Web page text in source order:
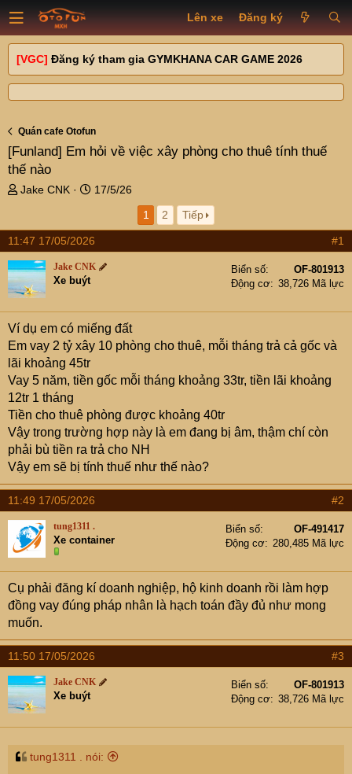
Lên xe Đăng ký
[VGC] Đăng ký tham gia GYMKHANA CAR GAME 2026
Quán cafe Otofun
[Funland] Em hỏi về việc xây phòng cho thuê tính thuế
thế nào
T
e
a
d
s
t
r
e
r
Jake CNK
N
y
ử
17/5/26
1
2 Tiếp
11:47 17/05/2026 #1
Jake CNK
Xe buýt
Biển số
OF-801913
Động cơ
38,726 Mã lực
Ví dụ em có miếng đất
Em vay 2 tỷ xây 10 phòng cho thuê, mỗi tháng trả cả gốc và
lãi khoảng 45tr
Vay 5 năm, tiền gốc mỗi tháng khoảng 33tr, tiền lãi khoảng
12tr 1 tháng
Tiền cho thuê phòng được khoảng 40tr
Vậy trong trường hợp này là em đang bị âm, thậm chí còn
phải bù tiền ra trả cho NH
Vậy em sẽ bị tính thuế như thế nào?
11:49 17/05/2026 #2
tung1311 .
Xe container
Biển số
OF-491417
Động cơ
280,485 Mã lực
Cụ phải đăng kí doanh nghiệp, hộ kinh doanh rồi làm hợp
đồng vay đúng pháp nhân là hạch toán đầy đủ như mong
muốn.
11:50 17/05/2026 #3
Jake CNK
Xe buýt
Biển số
OF-801913
Động cơ
38,726 Mã lực
tung1311 . nói: